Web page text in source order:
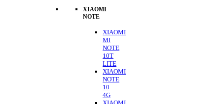
XIAOMI
NOTE
XIAOMI
MI
NOTE
10T
LITE
XIAOMI
NOTE
10
4G